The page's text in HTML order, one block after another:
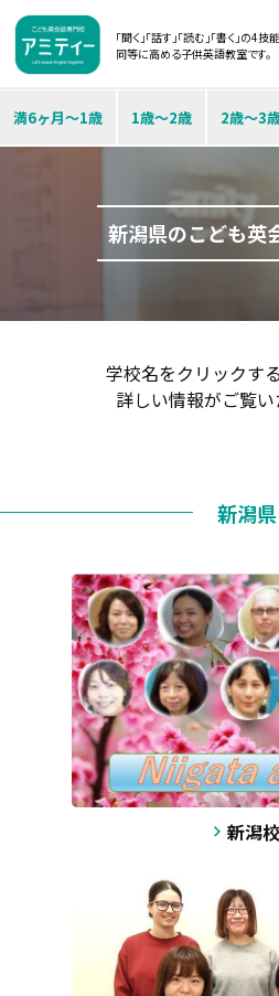
「聞く」「話す」「読む」「書く」の4技
同等に高める子供英語教室です。
満6ヶ月～1歳 1歳～2歳 2歳～3
新潟県のこども英
学校名をクリックす
詳しい情報がご覧い
新潟県
新潟校